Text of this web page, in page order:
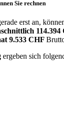
Sie rechnen
erst an,
114.394
9.533 CHF
ergeben sich